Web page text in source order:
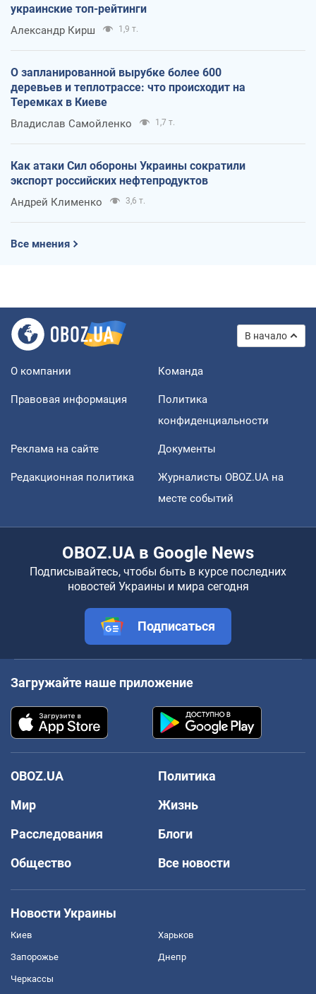
украинские топ-рейтинги
Александр Кирш 1,9 т.
О запланированной вырубке более 600
деревьев и теплотрассе: что происходит на
Теремках в Киеве
Владислав Самойленко 1,7 т.
Как атаки Сил обороны Украины сократили
экспорт российских нефтепродуктов
Андрей Клименко 3,6 т.
Все мнения
В начало
О компании Команда
Правовая информация
Политика
конфиденциальности
Реклама на сайте Документы
Редакционная политика
Журналисты OBOZ.UA на
месте событий
OBOZ.UA в Google News
Подписывайтесь, чтобы быть в курсе последних
новостей Украины и мира сегодня
Подписаться
Загружайте наше приложение
OBOZ.UA
Политика
Мир
Жизнь
Расследования
Блоги
Общество
Все новости
Новости Украины
Киев Харьков
Запорожье Днепр
Черкассы